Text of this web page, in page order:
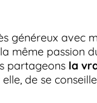
généreux
même
partageons la
de se